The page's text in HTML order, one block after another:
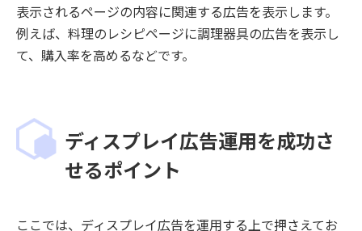
表示されるページの内容に関連する広告を表示します。
例えば、料理のレシピページに調理器具の広告を表示し
て、購入率を高めるなどです。
ディスプレイ広告運用を成功さ
せるポイント
ここでは、ディスプレイ広告を運用する上で押さえてお